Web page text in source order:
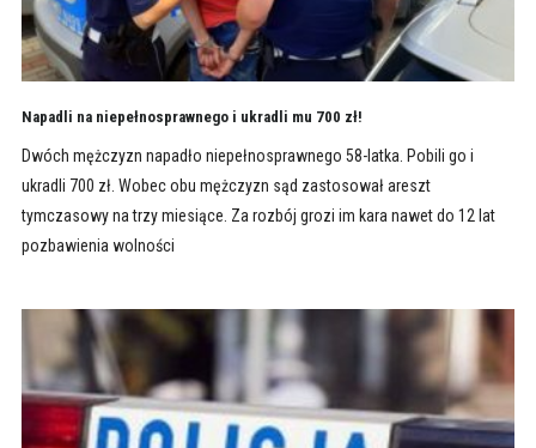
Napadli na niepełnosprawnego i ukradli mu 700 zł!
Dwóch mężczyzn napadło niepełnosprawnego 58-latka. Pobili go i
ukradli 700 zł. Wobec obu mężczyzn sąd zastosował areszt
tymczasowy na trzy miesiące. Za rozbój grozi im kara nawet do 12 lat
pozbawienia wolności